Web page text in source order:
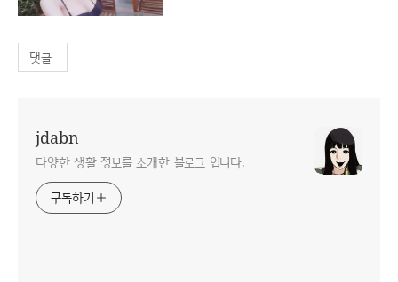
댓글
jdabn
다양한 생활 정보를 소개한 블로그 입니다.
구독하기